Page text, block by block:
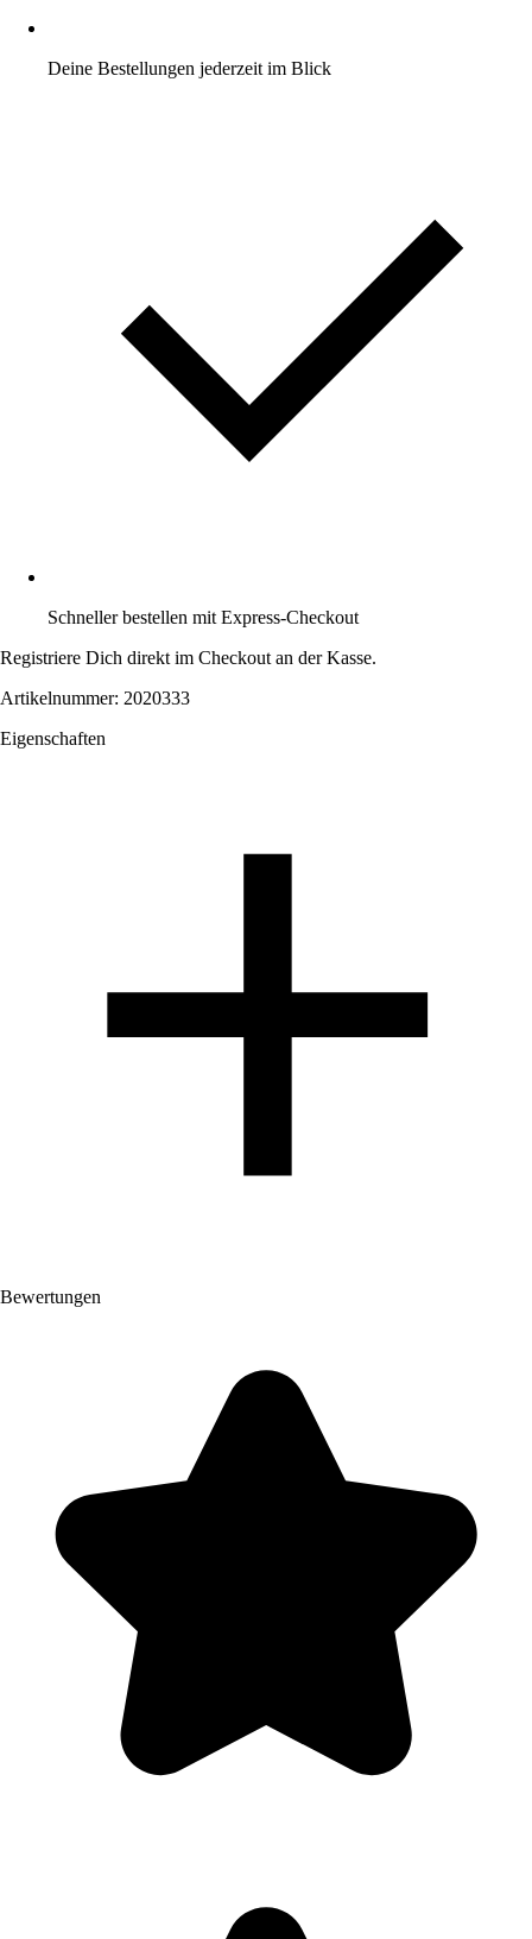
Deine Bestellungen jederzeit im Blick
Schneller bestellen mit Express-Checkout
Registriere Dich direkt im Checkout an der Kasse.
Artikelnummer: 2020333
Eigenschaften
Bewertungen